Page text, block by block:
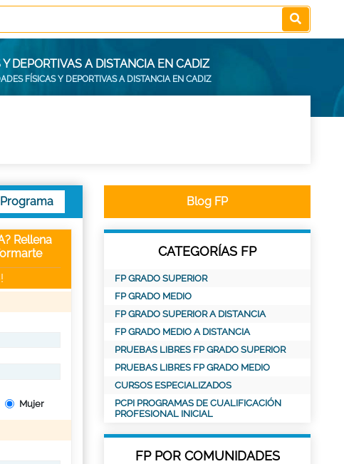
DEPORTIVAS A DISTANCIA EN CADIZ
FÍSICAS Y DEPORTIVAS A DISTANCIA EN CADIZ
Programa
Rellena
Mujer
Blog FP
CATEGORÍAS FP
FP GRADO SUPERIOR
FP GRADO MEDIO
FP GRADO SUPERIOR A DISTANCIA
FP GRADO MEDIO A DISTANCIA
PRUEBAS LIBRES FP GRADO SUPERIOR
PRUEBAS LIBRES FP GRADO MEDIO
CURSOS ESPECIALIZADOS
PCPI PROGRAMAS DE CUALIFICACIÓN
PROFESIONAL INICIAL
FP POR COMUNIDADES